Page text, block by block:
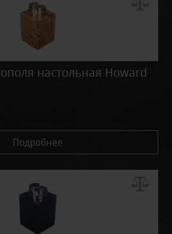
настольная Howard
Подробнее